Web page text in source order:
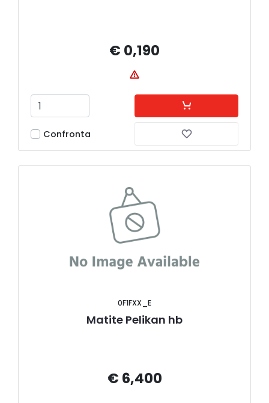
€ 0,190
Confronta
0F1FXX_E
Matite Pelikan hb
€ 6,400